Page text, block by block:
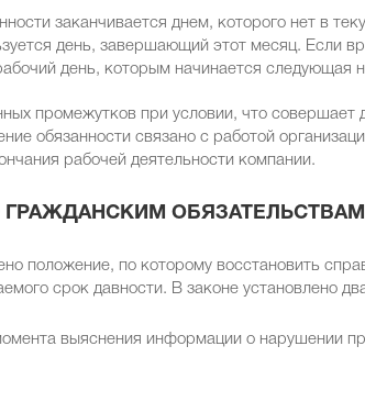
заканчивается днем, которого нет в
день, завершающий этот месяц. Если
день, которым начинается следующая
промежутков при условии, что совершает
обязанности связано с работой
рабочей деятельности компании.
ОБЯЗАТЕЛЬСТВАМ
положение, по которому восстановить
срок давности. В законе установлено
выяснения информации о нарушении